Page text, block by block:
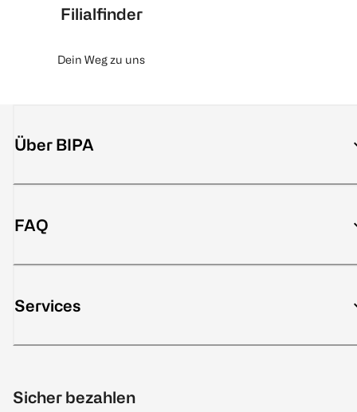
Filialfinder
Dein Weg zu uns
Über BIPA
FAQ
Services
Sicher bezahlen